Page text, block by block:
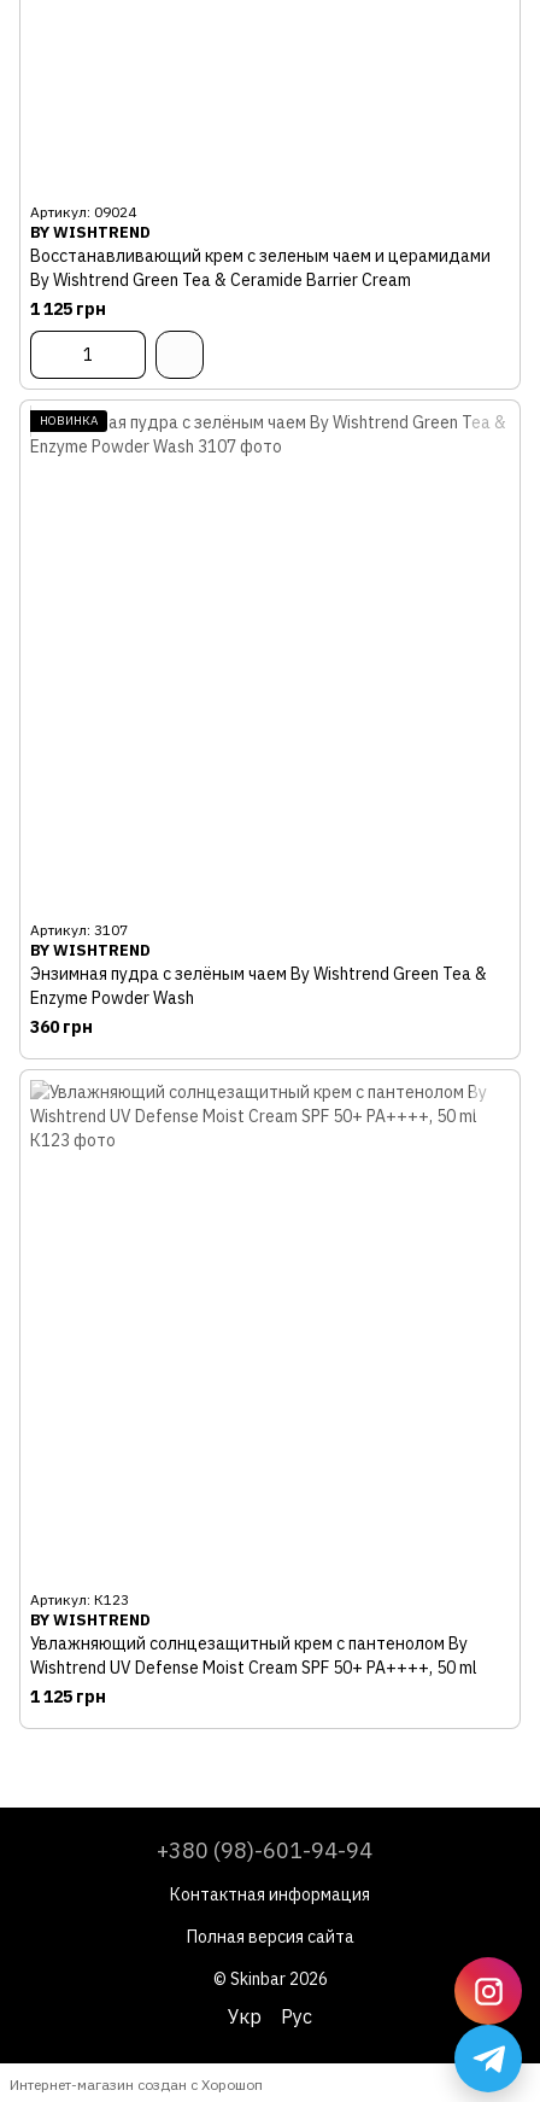
Артикул: 09024
BY WISHTREND
Восстанавливающий крем с зеленым чаем и церамидами
By Wishtrend Green Tea & Ceramide Barrier Cream
1 125 грн
НОВИНКА
Артикул: 3107
BY WISHTREND
Энзимная пудра с зелёным чаем By Wishtrend Green Tea &
Enzyme Powder Wash
360 грн
Артикул: К123
BY WISHTREND
Увлажняющий солнцезащитный крем с пантенолом By
Wishtrend UV Defense Moist Cream SPF 50+ PA++++, 50 ml
1 125 грн
+380 (98)-601-94-94
Контактная информация
Полная версия сайта
© Skinbar 2026
Укр Рус
Интернет-магазин создан с Хорошоп